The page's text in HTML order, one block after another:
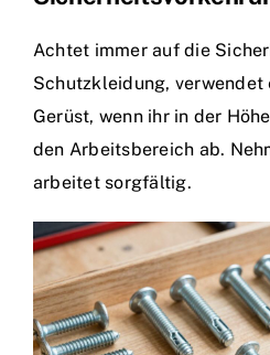
Achtet immer auf die
Schutzkleidung, verwendet
Gerüst, wenn ihr in der
den Arbeitsbereich ab.
arbeitet sorgfältig.